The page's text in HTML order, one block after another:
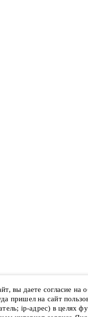
вы даете согласие на
пришел на сайт
ip-адрес) в целях